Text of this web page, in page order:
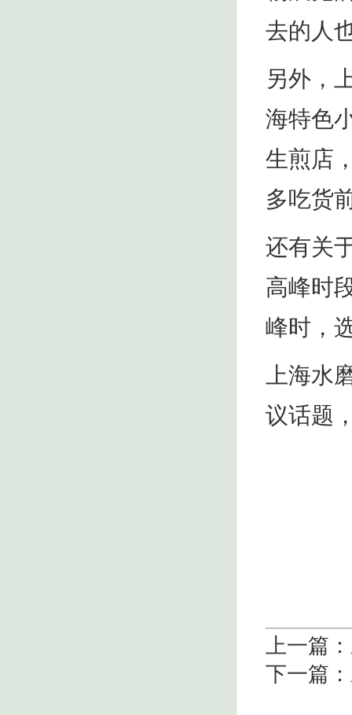
去的人
另外，
海特色
生煎店
多吃货
还有关
高峰时
峰时，
上海水
议话题
上一篇：
下一篇：